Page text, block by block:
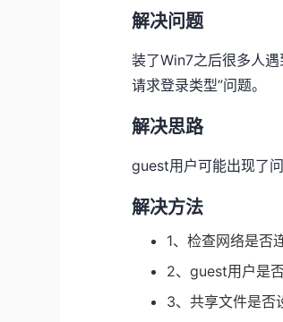
解决问题
装了Win7之后很多人
请求登录类型”问题。
解决思路
guest用户可能出现了问
解决方法
1、检查网络是否
2、guest用户是
3、共享文件是否